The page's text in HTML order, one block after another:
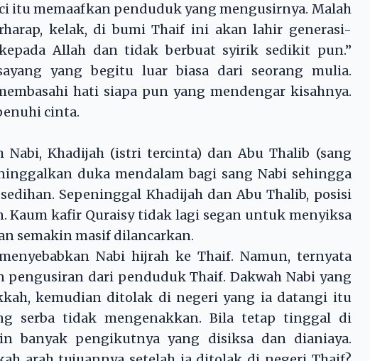
itu memaafkan penduduk yang mengusirnya. Malah
kelak, di bumi Thaif ini akan lahir generasi-
Allah dan tidak berbuat syirik sedikit pun.”
yang begitu luar biasa dari seorang mulia.
hati siapa pun yang mendengar kisahnya.
cinta.
Nabi, Khadijah (istri tercinta) dan Abu Thalib (sang
duka mendalam bagi sang Nabi sehingga
Sepeninggal Khadijah dan Abu Thalib, posisi
Kaum kafir Quraisy tidak lagi segan untuk menyiksa
semakin masif dilancarkan.
Nabi hijrah ke Thaif. Namun, ternyata
pengusiran dari penduduk Thaif. Dakwah Nabi yang
kemudian ditolak di negeri yang ia datangi itu
serba tidak mengenakkan. Bila tetap tinggal di
banyak pengikutnya yang disiksa dan dianiaya.